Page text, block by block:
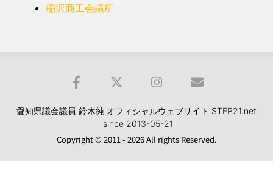
稲沢商工会議所
愛知県議会議員 鈴木純 オフィシャルウェブサイト STEP21.net
since 2013-05-21
Copyright © 2011 - 2026 All rights Reserved.